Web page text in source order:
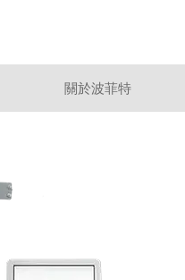
關於波菲特